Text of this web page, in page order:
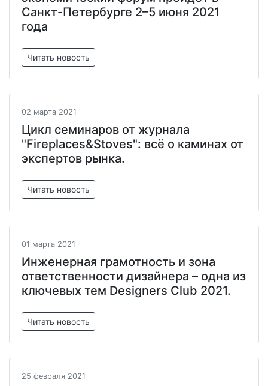
Санкт-Петербурге 2–5 июня 2021
года
Читать новость
02 марта 2021
Цикл семинаров от журнала
"Fireplaces&Stoves": всё о каминах от
экспертов рынка.
Читать новость
01 марта 2021
Инженерная грамотность и зона
ответственности дизайнера – одна из
ключевых тем Designers Club 2021.
Читать новость
25 февраля 2021